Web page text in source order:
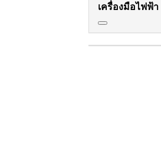
เครื่องมือไฟฟ้า